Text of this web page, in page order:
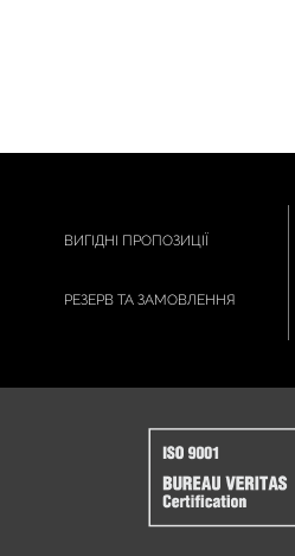
ВИГІДНІ ПРОПОЗИЦІЇ
РЕЗЕРВ ТА ЗАМОВЛЕННЯ